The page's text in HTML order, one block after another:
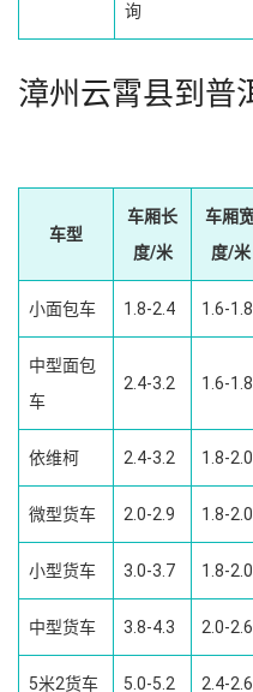
询
漳州云霄县到普
车型
车厢长
度/米
车厢
度/米
小面包车 1.8-2.4 1.6-1.8
中型面包
车
2.4-3.2 1.6-1.8
依维柯 2.4-3.2 1.8-2.0
微型货车 2.0-2.9 1.8-2.0
小型货车 3.0-3.7 1.8-2.0
中型货车 3.8-4.3 2.0-2.6
5米2货车 5.0-5.2 2.4-2.6